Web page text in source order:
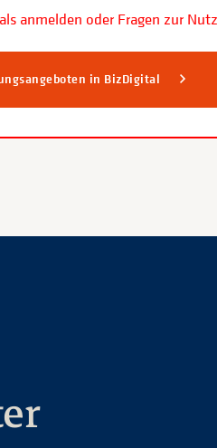
anmelden oder Fragen zur
in BizDigital